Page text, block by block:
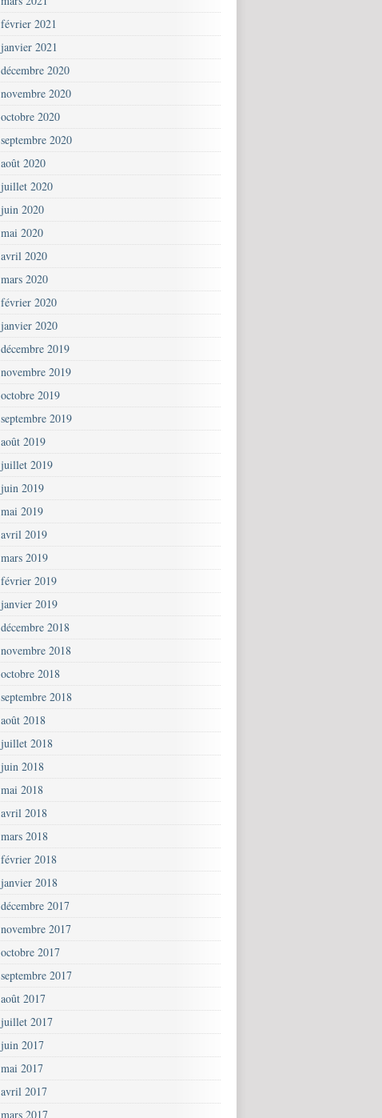
février 2021
janvier 2021
décembre 2020
novembre 2020
octobre 2020
septembre 2020
août 2020
juillet 2020
juin 2020
mai 2020
avril 2020
mars 2020
février 2020
janvier 2020
décembre 2019
novembre 2019
octobre 2019
septembre 2019
août 2019
juillet 2019
juin 2019
mai 2019
avril 2019
mars 2019
février 2019
janvier 2019
décembre 2018
novembre 2018
octobre 2018
septembre 2018
août 2018
juillet 2018
juin 2018
mai 2018
avril 2018
mars 2018
février 2018
janvier 2018
décembre 2017
novembre 2017
octobre 2017
septembre 2017
août 2017
juillet 2017
juin 2017
mai 2017
avril 2017
mars 2017